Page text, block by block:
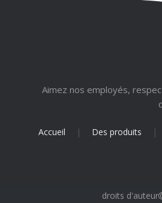
Aimez nos employés,
Accueil | Des produits |
droits d'auteur